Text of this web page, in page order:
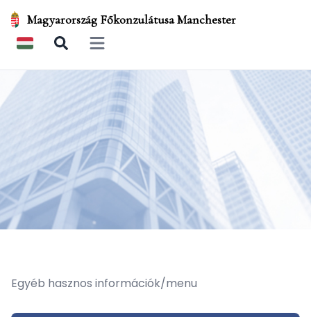
Magyarország Főkonzulátusa Manchester
Open main menu
Egyéb hasznos információk/menu